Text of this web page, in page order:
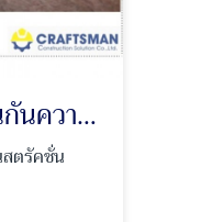
ระบบฉนวนกันความร้อน PU Foam หลังคา และผนัง
ตรัคชั่น